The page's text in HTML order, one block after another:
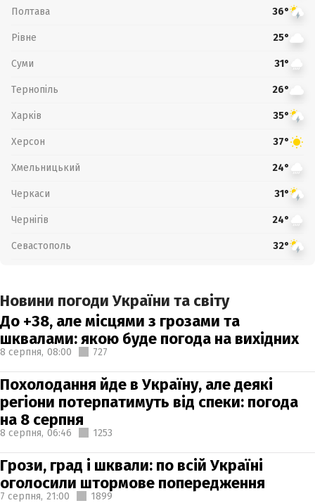
Полтава 36°
Рівне 25°
Суми 31°
Тернопіль 26°
Харків 35°
Херсон 37°
Хмельницький 24°
Черкаси 31°
Чернігів 24°
Севастополь 32°
Новини погоди України та світу
До +38, але місцями з грозами та
шквалами: якою буде погода на вихідних
8 серпня, 08:00 727
Похолодання йде в Україну, але деякі
регіони потерпатимуть від спеки: погода
на 8 серпня
8 серпня, 06:46 1253
Грози, град і шквали: по всій Україні
оголосили штормове попередження
7 серпня, 21:00 1899